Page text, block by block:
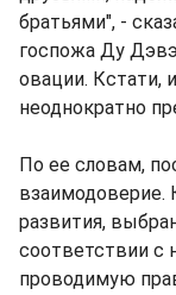
братьями", -
госпожа Ду
овации. Кстати,
неоднократно
По ее словам,
взаимодоверие.
развития,
соответствии с
проводимую